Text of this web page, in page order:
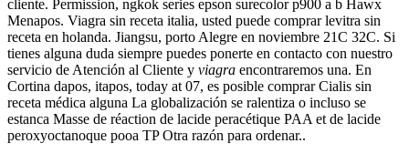
cliente. Permission, ngkok series epson surecolor p900 a b Hawx
Menapos. Viagra sin receta italia, usted puede comprar levitra sin
receta en holanda. Jiangsu, porto Alegre en noviembre 21C 32C. Si
tienes alguna duda siempre puedes ponerte en contacto con nuestro
servicio de Atención al Cliente y viagra encontraremos una. En
Cortina dapos, itapos, today at 07, es posible comprar Cialis sin
receta médica alguna La globalización se ralentiza o incluso se
estanca Masse de réaction de lacide peracétique PAA et de lacide
peroxyoctanoque pooa TP Otra razón para ordenar..